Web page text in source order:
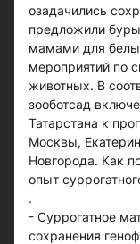
озадачились
предложили
мамами для
мероприятий по
животных. В
зооботсад
Татарстана к
Москвы,
Новгорода. Как
опыт
.
- Суррогатное
сохранения